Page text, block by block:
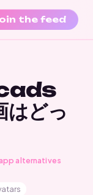
はどっ
alternatives
the feed